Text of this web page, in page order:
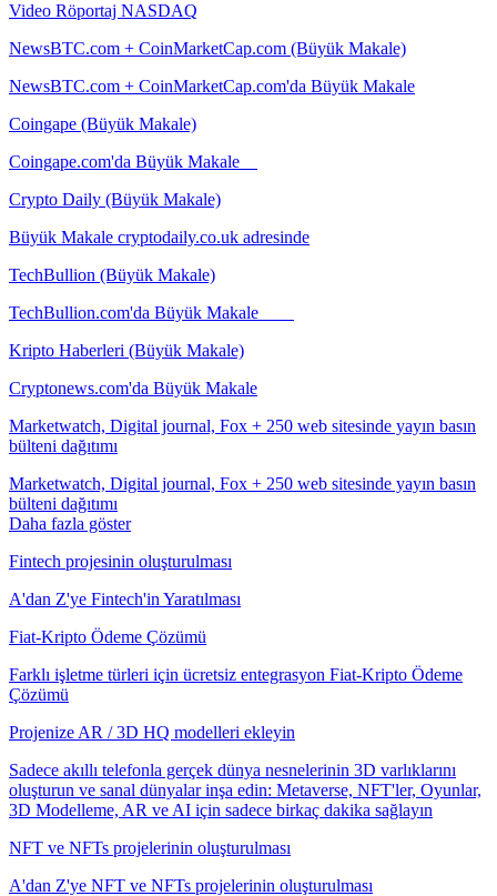
Video Röportaj NASDAQ
NewsBTC.com + CoinMarketCap.com (Büyük Makale)
NewsBTC.com + CoinMarketCap.com'da Büyük Makale
Coingape (Büyük Makale)
Coingape.com'da Büyük Makale
Crypto Daily (Büyük Makale)
Büyük Makale cryptodaily.co.uk adresinde
TechBullion (Büyük Makale)
TechBullion.com'da Büyük Makale
Kripto Haberleri (Büyük Makale)
Cryptonews.com'da Büyük Makale
Marketwatch, Digital journal, Fox + 250 web sitesinde yayın basın
bülteni dağıtımı
Marketwatch, Digital journal, Fox + 250 web sitesinde yayın basın
bülteni dağıtımı
Daha fazla göster
Fintech projesinin oluşturulması
A'dan Z'ye Fintech'in Yaratılması
Fiat-Kripto Ödeme Çözümü
Farklı işletme türleri için ücretsiz entegrasyon Fiat-Kripto Ödeme
Çözümü
Projenize AR / 3D HQ modelleri ekleyin
Sadece akıllı telefonla gerçek dünya nesnelerinin 3D varlıklarını
oluşturun ve sanal dünyalar inşa edin: Metaverse, NFT'ler, Oyunlar,
3D Modelleme, AR ve AI için sadece birkaç dakika sağlayın
NFT ve NFTs projelerinin oluşturulması
A'dan Z'ye NFT ve NFTs projelerinin oluşturulması